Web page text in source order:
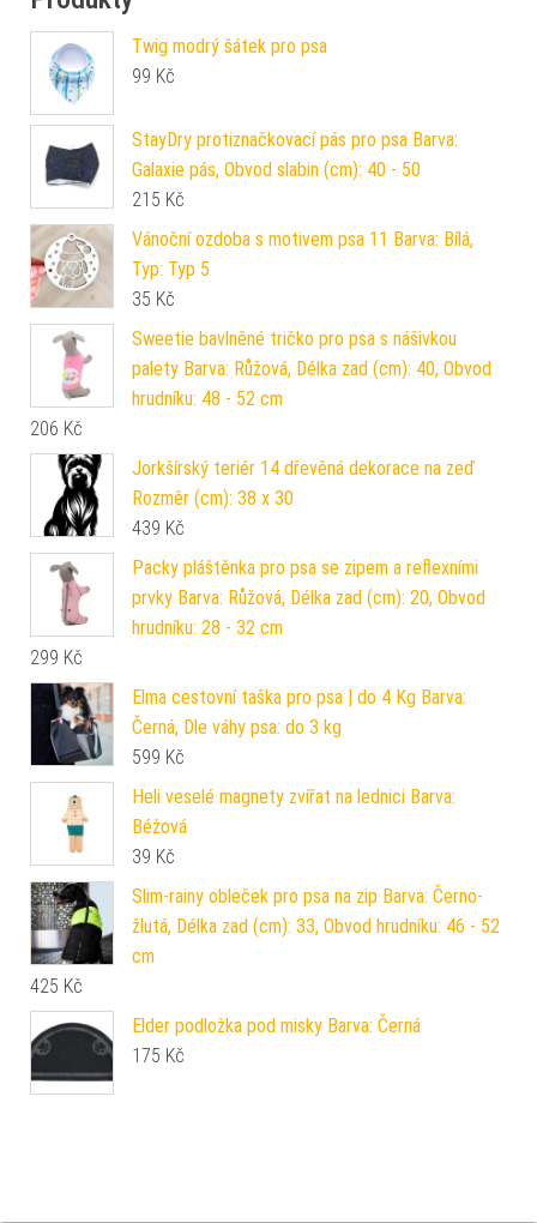
Twig modrý šátek pro psa
99 Kč
StayDry protiznačkovací pás pro psa Barva:
Galaxie pás, Obvod slabin (cm): 40 - 50
215 Kč
Vánoční ozdoba s motivem psa 11 Barva: Bílá,
Typ: Typ 5
35 Kč
Sweetie bavlněné tričko pro psa s nášivkou
palety Barva: Růžová, Délka zad (cm): 40, Obvod
hrudníku: 48 - 52 cm
206 Kč
Jorkšírský teriér 14 dřevěná dekorace na zeď
Rozměr (cm): 38 x 30
439 Kč
Packy pláštěnka pro psa se zipem a reflexními
prvky Barva: Růžová, Délka zad (cm): 20, Obvod
hrudníku: 28 - 32 cm
299 Kč
Elma cestovní taška pro psa | do 4 Kg Barva:
Černá, Dle váhy psa: do 3 kg
599 Kč
Heli veselé magnety zvířat na lednici Barva:
Béžová
39 Kč
Slim-rainy obleček pro psa na zip Barva: Černo-
žlutá, Délka zad (cm): 33, Obvod hrudníku: 46 - 52
cm
425 Kč
Elder podložka pod misky Barva: Černá
175 Kč